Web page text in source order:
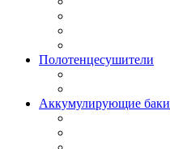
Полотенцесушители
Аккумулирующие баки